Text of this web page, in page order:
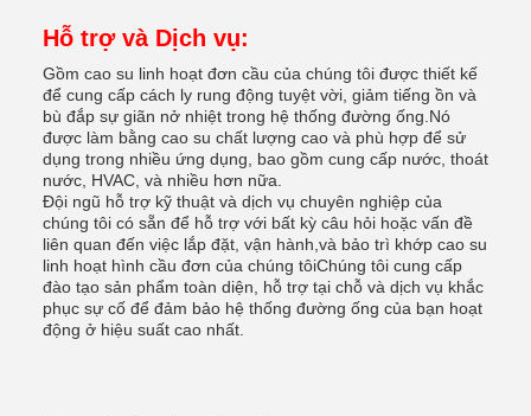
Hỗ trợ và Dịch vụ:
Gồm cao su linh hoạt đơn cầu của chúng tôi được thiết kế
để cung cấp cách ly rung động tuyệt vời, giảm tiếng ồn và
bù đắp sự giãn nở nhiệt trong hệ thống đường ống.Nó
được làm bằng cao su chất lượng cao và phù hợp để sử
dụng trong nhiều ứng dụng, bao gồm cung cấp nước, thoát
nước, HVAC, và nhiều hơn nữa.
Đội ngũ hỗ trợ kỹ thuật và dịch vụ chuyên nghiệp của
chúng tôi có sẵn để hỗ trợ với bất kỳ câu hỏi hoặc vấn đề
liên quan đến việc lắp đặt, vận hành,và bảo trì khớp cao su
linh hoạt hình cầu đơn của chúng tôiChúng tôi cung cấp
đào tạo sản phẩm toàn diện, hỗ trợ tại chỗ và dịch vụ khắc
phục sự cố để đảm bảo hệ thống đường ống của bạn hoạt
động ở hiệu suất cao nhất.